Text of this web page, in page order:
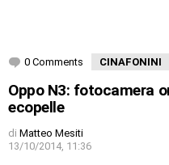
0 Comments CINAFONINI
Oppo N3: fotocamera
ecopelle
di Matteo Mesiti
13/10/2014, 11:36